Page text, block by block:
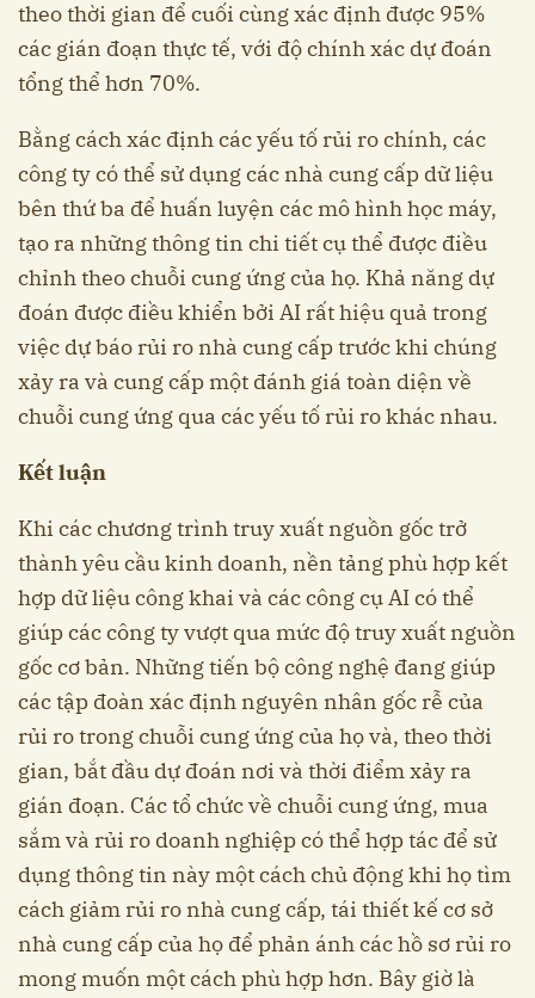
theo thời gian để cuối cùng xác định được 95%
các gián đoạn thực tế, với độ chính xác dự đoán
tổng thể hơn 70%.
Bằng cách xác định các yếu tố rủi ro chính, các
công ty có thể sử dụng các nhà cung cấp dữ liệu
bên thứ ba để huấn luyện các mô hình học máy,
tạo ra những thông tin chi tiết cụ thể được điều
chỉnh theo chuỗi cung ứng của họ. Khả năng dự
đoán được điều khiển bởi AI rất hiệu quả trong
việc dự báo rủi ro nhà cung cấp trước khi chúng
xảy ra và cung cấp một đánh giá toàn diện về
chuỗi cung ứng qua các yếu tố rủi ro khác nhau.
Kết luận
Khi các chương trình truy xuất nguồn gốc trở
thành yêu cầu kinh doanh, nền tảng phù hợp kết
hợp dữ liệu công khai và các công cụ AI có thể
giúp các công ty vượt qua mức độ truy xuất nguồn
gốc cơ bản. Những tiến bộ công nghệ đang giúp
các tập đoàn xác định nguyên nhân gốc rễ của
rủi ro trong chuỗi cung ứng của họ và, theo thời
gian, bắt đầu dự đoán nơi và thời điểm xảy ra
gián đoạn. Các tổ chức về chuỗi cung ứng, mua
sắm và rủi ro doanh nghiệp có thể hợp tác để sử
dụng thông tin này một cách chủ động khi họ tìm
cách giảm rủi ro nhà cung cấp, tái thiết kế cơ sở
nhà cung cấp của họ để phản ánh các hồ sơ rủi ro
mong muốn một cách phù hợp hơn. Bây giờ là